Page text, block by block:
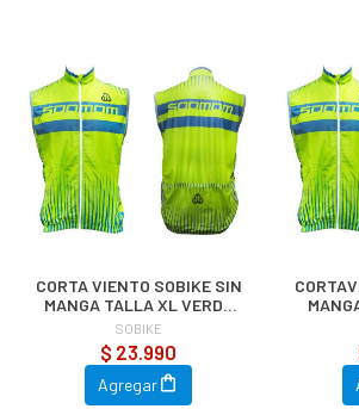
CORTA VIENTO SOBIKE SIN
MANGA TALLA XL VERDE
RESPIRABLE
SOBIKE
$ 23.990
Agregar